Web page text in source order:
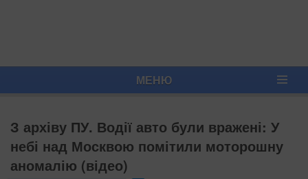
МЕНЮ
З архіву ПУ. Водії авто були вражені: У
небі над Москвою помітили моторошну
аномалію (відео)